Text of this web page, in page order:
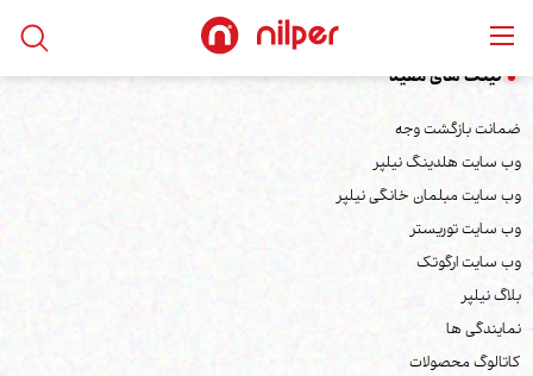
لینک های مفید
ضمانت بازگشت وجه
وب سایت هلدینگ نیلپر
وب سایت مبلمان خانگی نیلپر
وب سایت توریستر
وب سایت ارگوتک
بلاگ نیلپر
نمایندگی ها
کاتالوگ محصولات